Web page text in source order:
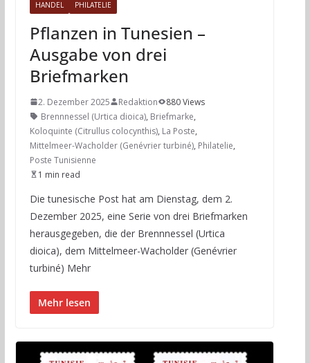
HANDEL PHILATELIE
Pflanzen in Tunesien –
Ausgabe von drei
Briefmarken
2. Dezember 2025 Redaktion
880 Views
Brennnessel (Urtica dioica), Briefmarke,
Koloquinte (Citrullus colocynthis), La Poste,
Mittelmeer-Wacholder (Genévrier turbiné), Philatelie,
Poste Tunisienne
1 min read
Die tunesische Post hat am Dienstag, dem 2.
Dezember 2025, eine Serie von drei Briefmarken
herausgegeben, die der Brennnessel (Urtica
dioica), dem Mittelmeer-Wacholder (Genévrier
turbiné) Mehr
Mehr lesen